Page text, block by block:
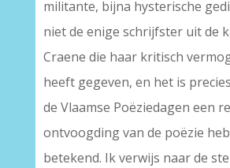
militante, bijna hysterische
niet de enige schrijfster uit de
Craene die haar kritisch
heeft gegeven, en het is
de Vlaamse Poëziedagen een
ontvoogding van de poëzie
betekend. Ik verwijs naar de